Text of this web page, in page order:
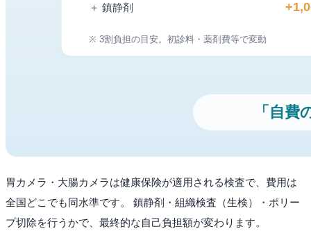
胃カメラ・大腸カメラは健康保険が適用される検査で、費用は
全国どこでも同水準です。 鎮静剤・組織検査（生検）・ポリー
プ切除を行うかで、最終的な自己負担額が変わります。